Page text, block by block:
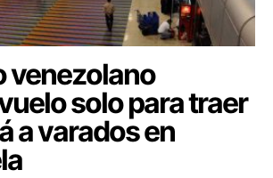
venezolano
solo para traer
a varados en